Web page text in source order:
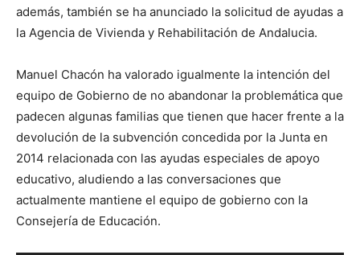
además, también se ha anunciado la solicitud de ayudas a
la Agencia de Vivienda y Rehabilitación de Andalucia.
Manuel Chacón ha valorado igualmente la intención del
equipo de Gobierno de no abandonar la problemática que
padecen algunas familias que tienen que hacer frente a la
devolución de la subvención concedida por la Junta en
2014 relacionada con las ayudas especiales de apoyo
educativo, aludiendo a las conversaciones que
actualmente mantiene el equipo de gobierno con la
Consejería de Educación.